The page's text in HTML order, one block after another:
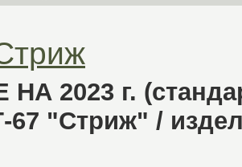
2023 г.
67 "Стриж" /